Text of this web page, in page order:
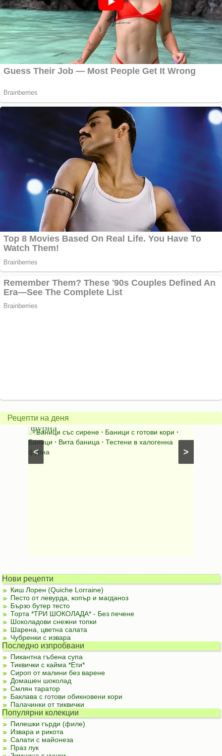
Рецепти на деня
>
<
в
халогенна
фурна
Баници със сирене ⋅ Баници с готови кори ⋅
Баници ⋅ Вита баница ⋅ Тестени в халогенна
фурна
за
Нови рецепти
Киш Лорен (Quiche Lorraine)
Песто от левурда, копър и магданоз
Бързо бутер тесто
Торта *ТРИ ШОКОЛАДА* - Без печене
Шоколадови снежни топки
Шарена, цветна салата
Чубренки с извара
Последно изпробвани
Пикантна гъбена супа
Тиквички с кайма *Ети*
Сироп от малини без варене
Домашен шоколад
Смлян таратор
Баклава с готови обикновени кори
Палачинки от тиквички
Популярни колекции
Пилешки гърди (филе)
Извара и рикота
Салати с майонеза
Праз лук